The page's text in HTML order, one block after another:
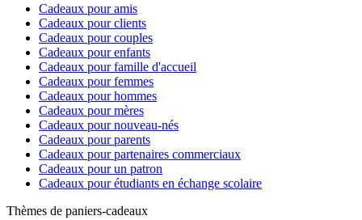
Cadeaux pour amis
Cadeaux pour clients
Cadeaux pour couples
Cadeaux pour enfants
Cadeaux pour famille d'accueil
Cadeaux pour femmes
Cadeaux pour hommes
Cadeaux pour mères
Cadeaux pour nouveau-nés
Cadeaux pour parents
Cadeaux pour partenaires commerciaux
Cadeaux pour un patron
Cadeaux pour étudiants en échange scolaire
Thèmes de paniers-cadeaux